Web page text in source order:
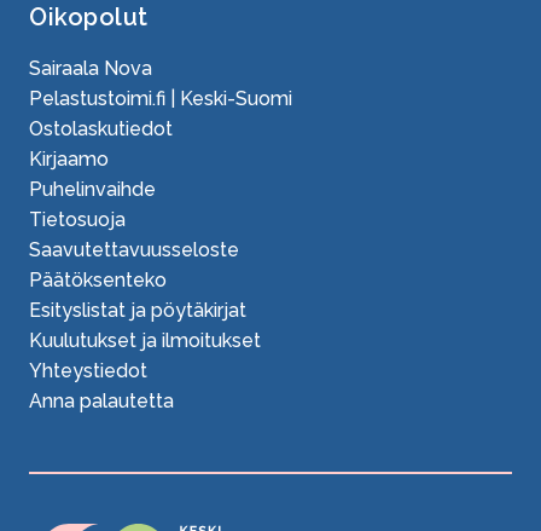
Oikopolut
Sairaala Nova
Pelastustoimi.fi | Keski-Suomi
Ostolaskutiedot
Kirjaamo
Puhelinvaihde
Tietosuoja
Saavutettavuusseloste
Päätöksenteko
Esityslistat ja pöytäkirjat
Kuulutukset ja ilmoitukset
Yhteystiedot
Anna palautetta